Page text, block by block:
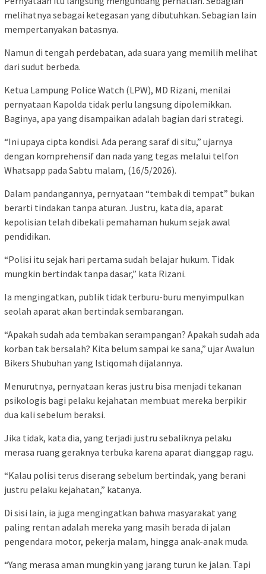
melihatnya sebagai ketegasan yang dibutuhkan. Sebagian lain
mempertanyakan batasnya.
Namun di tengah perdebatan, ada suara yang memilih melihat
dari sudut berbeda.
Ketua Lampung Police Watch (LPW), MD Rizani, menilai
pernyataan Kapolda tidak perlu langsung dipolemikkan.
Baginya, apa yang disampaikan adalah bagian dari strategi.
“Ini upaya cipta kondisi. Ada perang saraf di situ,” ujarnya
dengan komprehensif dan nada yang tegas melalui telfon
Whatsapp pada Sabtu malam, (16/5/2026).
Dalam pandangannya, pernyataan “tembak di tempat” bukan
berarti tindakan tanpa aturan. Justru, kata dia, aparat
kepolisian telah dibekali pemahaman hukum sejak awal
pendidikan.
“Polisi itu sejak hari pertama sudah belajar hukum. Tidak
mungkin bertindak tanpa dasar,” kata Rizani.
Ia mengingatkan, publik tidak terburu-buru menyimpulkan
seolah aparat akan bertindak sembarangan.
“Apakah sudah ada tembakan serampangan? Apakah sudah ada
korban tak bersalah? Kita belum sampai ke sana,” ujar Awalun
Bikers Shubuhan yang Istiqomah dijalannya.
Menurutnya, pernyataan keras justru bisa menjadi tekanan
psikologis bagi pelaku kejahatan membuat mereka berpikir
dua kali sebelum beraksi.
Jika tidak, kata dia, yang terjadi justru sebaliknya pelaku
merasa ruang geraknya terbuka karena aparat dianggap ragu.
“Kalau polisi terus diserang sebelum bertindak, yang berani
justru pelaku kejahatan,” katanya.
Di sisi lain, ia juga mengingatkan bahwa masyarakat yang
paling rentan adalah mereka yang masih berada di jalan
pengendara motor, pekerja malam, hingga anak-anak muda.
“Yang merasa aman mungkin yang jarang turun ke jalan. Tapi